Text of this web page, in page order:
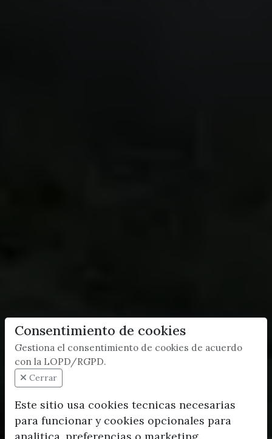
Consentimiento de cookies
Gestiona el consentimiento de cookies de acuerdo
con la LOPD/RGPD.
Cerrar
Este sitio usa cookies tecnicas necesarias
para funcionar y cookies opcionales para